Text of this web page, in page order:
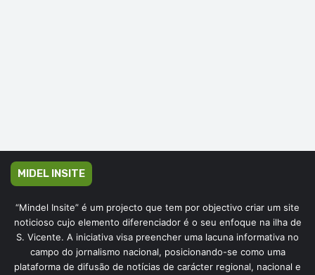
MIDEL INSITE
“Mindel Insite” é um projecto que tem por objectivo criar um site
noticioso cujo elemento diferenciador é o seu enfoque na ilha de
S. Vicente. A iniciativa visa preencher uma lacuna informativa no
campo do jornalismo nacional, posicionando-se como uma
plataforma de difusão de notícias de carácter regional, nacional e